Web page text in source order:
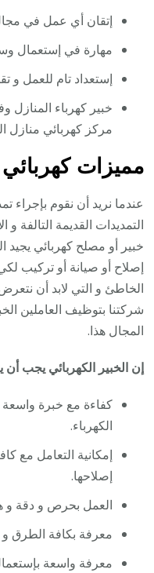
إتقان أي عمل في
مهارة في إستعمال
إستعداد تام للعمل
خبير كهرباء المنازل
مركز كهربائي منازل
مميزات كهربائي
عندما نريد أن نقوم بإجراء
التمديدات القديمة التالفة و
خبير أو مصلح كهربائي يجيد
إصلاح أو صيانة أو تركيب
الخاطئ و التي لابد أن
شركتنا بتوظيف العاملين
المجال هذا.
إن الخبير الكهربائي يجب
كفاءة مع خبرة
الكهرباء.
إمكانية التعامل مع
إصلاحها.
العمل بحرص و دقة و
معرفة بكافة الطرق
معرفة واسعة